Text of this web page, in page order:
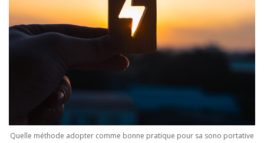
Quelle méthode adopter comme bonne pratique pour sa sono portative